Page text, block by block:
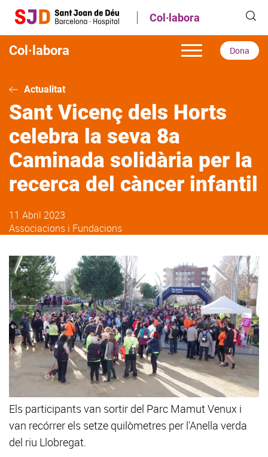
contingut
Col·labora
Col·labora Dona
Actualitat
Sant Vicenç dels Horts
celebra la seva 8a
Caminada solidària per la
recerca del càncer infantil
11 Abril 2023
Associacions i Fundacions
Els participants van sortir del Parc Mamut Venux i
van recórrer els setze quilòmetres per l'Anella verda
del riu Llobregat.